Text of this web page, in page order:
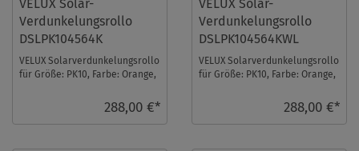
VELUX Solar-
Verdunkelungsrollo
DSLPK104564K
VELUX Solarverdunkelungsrollo
für Größe: PK10, Farbe: Orange,
288,00 €*
VELUX Solar-
Verdunkelungsrollo
DSLPK104564KWL
VELUX Solarverdunkelungsrollo
für Größe: PK10, Farbe: Orange,
288,00 €*